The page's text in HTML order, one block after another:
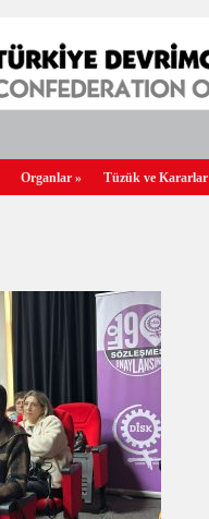
Organlar » Tüzük ve Kararlar